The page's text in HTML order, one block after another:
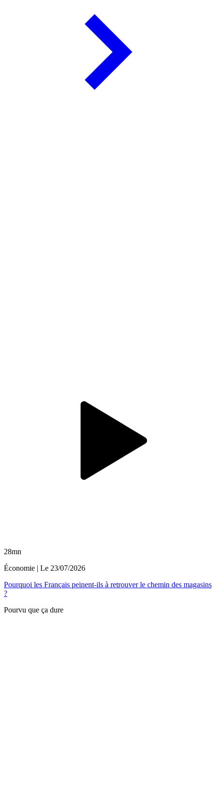
28mn
Économie | Le 23/07/2026
Pourquoi les Français peinent-ils à retrouver le chemin des magasins
?
Pourvu que ça dure